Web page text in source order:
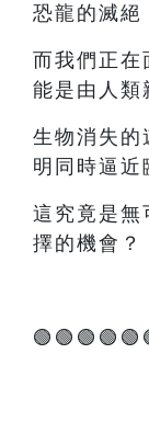
恐龍的滅絕
而我們正在
能是由人類
生物消失的
明同時逼近
這究竟是無
擇的機會？